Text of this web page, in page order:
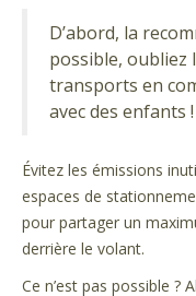
D’abord, la
possible, oubliez
transports en
avec des enfants !
Évitez les émissions
espaces de
pour partager un
derrière le volant.
Ce n’est pas possible ?